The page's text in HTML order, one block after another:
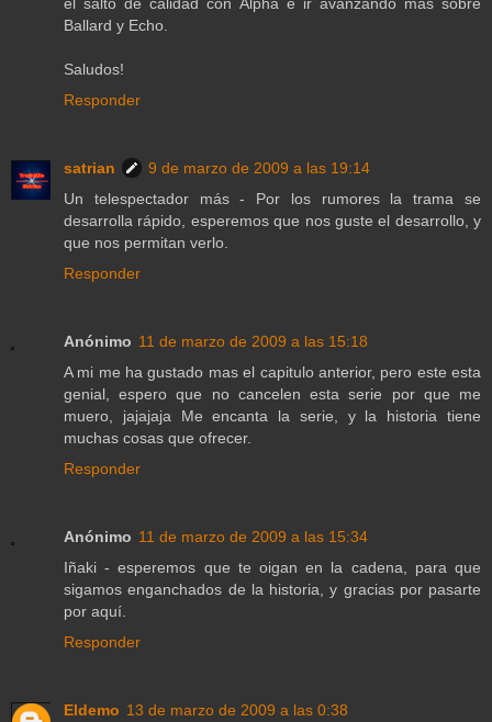
el salto de calidad con Alpha e ir avanzando más sobre
Ballard y Echo.
Saludos!
Responder
satrian
9 de marzo de 2009 a las 19:14
Un telespectador más - Por los rumores la trama se
desarrolla rápido, esperemos que nos guste el desarrollo, y
que nos permitan verlo.
Responder
Anónimo 11 de marzo de 2009 a las 15:18
A mi me ha gustado mas el capitulo anterior, pero este esta
genial, espero que no cancelen esta serie por que me
muero, jajajaja Me encanta la serie, y la historia tiene
muchas cosas que ofrecer.
Responder
Anónimo 11 de marzo de 2009 a las 15:34
Iñaki - esperemos que te oigan en la cadena, para que
sigamos enganchados de la historia, y gracias por pasarte
por aquí.
Responder
Eldemo 13 de marzo de 2009 a las 0:38